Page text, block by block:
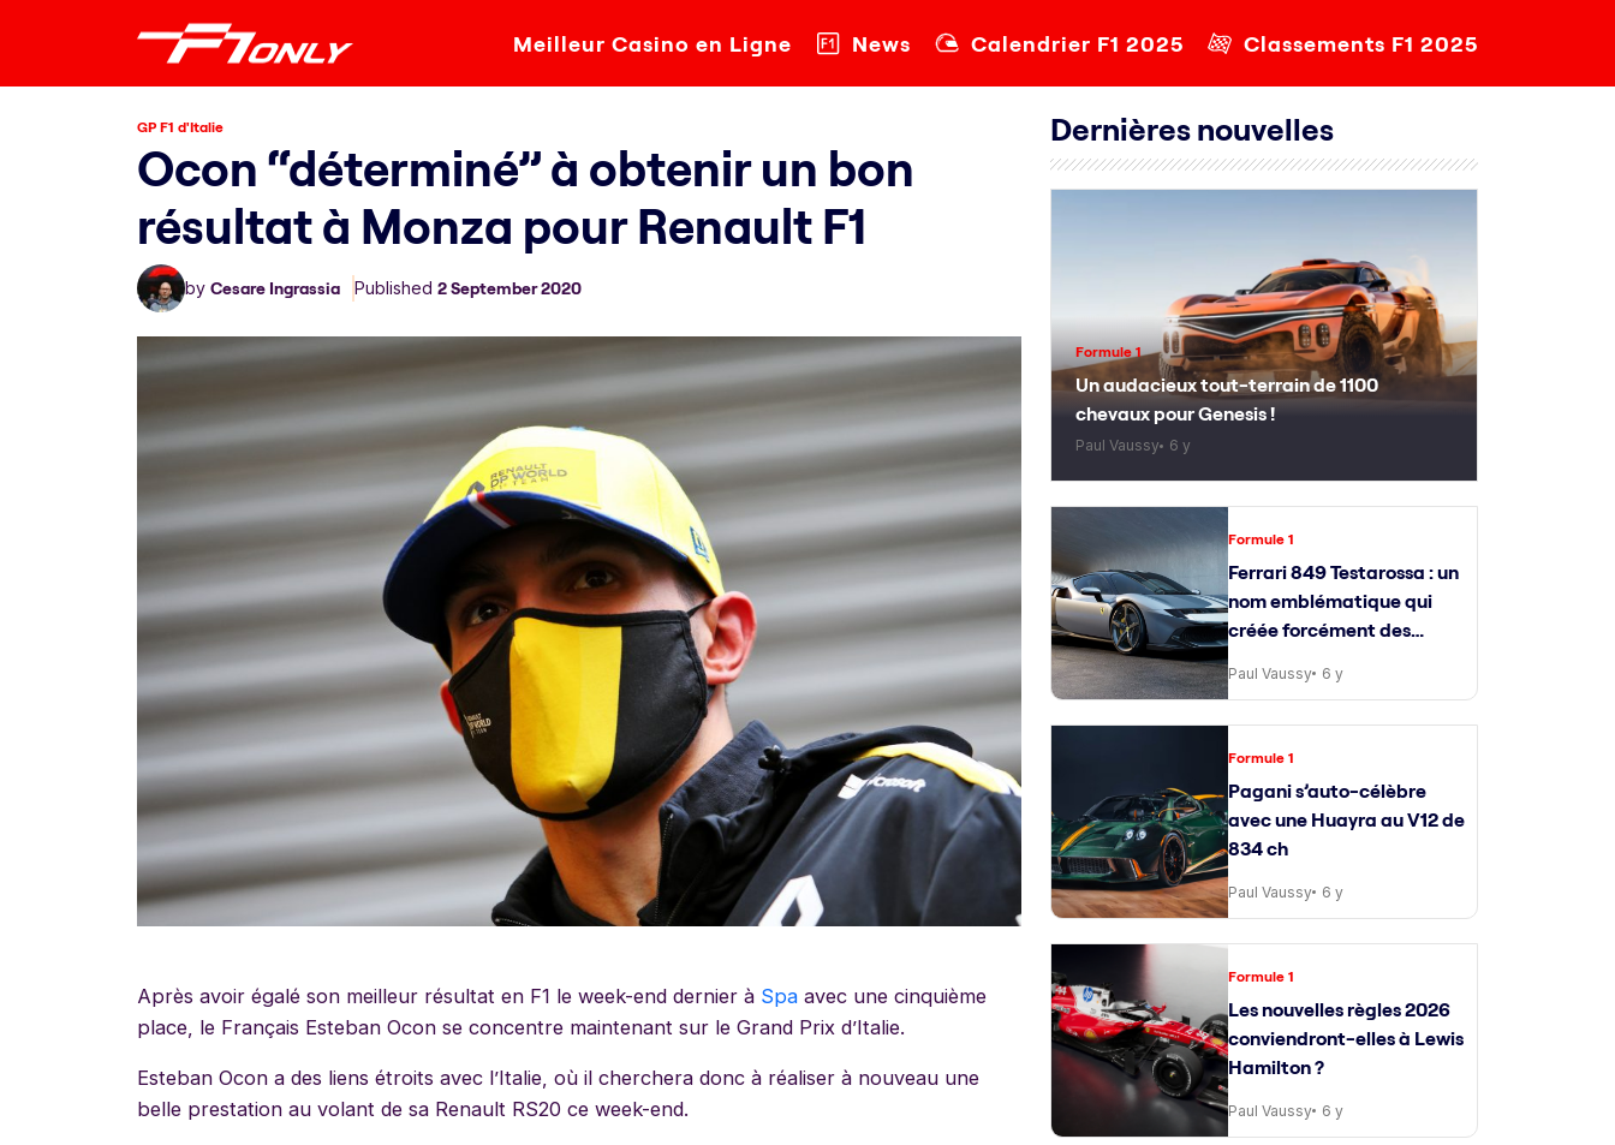
Meilleur Casino en Ligne News Calendrier F1 2025 Classements F1 2025
GP F1 d'Italie
Ocon “déterminé” à obtenir un bon
résultat à Monza pour Renault F1
by Cesare Ingrassia Published 2 September 2020
Après avoir égalé son meilleur résultat en F1 le week-end dernier à Spa avec une cinquième
place, le Français Esteban Ocon se concentre maintenant sur le Grand Prix d’Italie.
Esteban Ocon a des liens étroits avec l’Italie, où il cherchera donc à réaliser à nouveau une
belle prestation au volant de sa Renault RS20 ce week-end.
Dernières nouvelles
Formule 1
Un audacieux tout-terrain de 1100
chevaux pour Genesis !
Paul Vaussy 6 y
Formule 1
Ferrari 849 Testarossa : un
nom emblématique qui
créée forcément des
attentes
Paul Vaussy 6 y
Formule 1
Pagani s’auto-célèbre
avec une Huayra au V12 de
834 ch
Paul Vaussy 6 y
Formule 1
Les nouvelles règles 2026
conviendront-elles à Lewis
Hamilton ?
Paul Vaussy 6 y